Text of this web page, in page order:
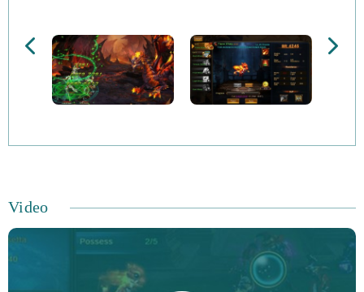
kazanın. PvP'deki diğer oyunculara meydan oku ve
gücünü diğer savaşçılara göster.
Sabit Sınıf Yok - karakterleriniz için istediğiniz
çok çeşitli güçlü kahramanlardan büyütün.
Mount Collection - Lava Dragons'tan şanlı Griffins'e
Video